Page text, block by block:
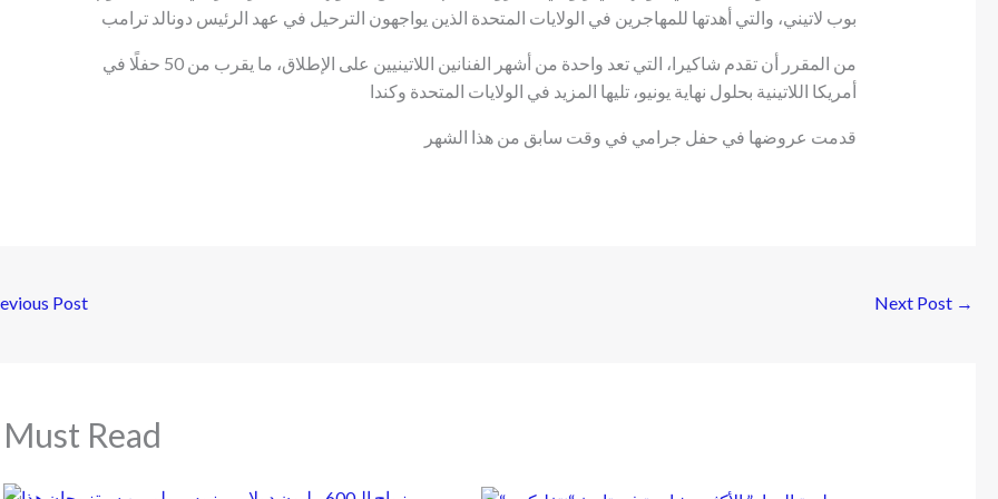
بوب لاتيني، والتي أهدتها للمهاجرين في الولايات المتحدة الذين يواجهون الترحيل في عهد الرئيس دونالد ترامب
من المقرر أن تقدم شاكيرا، التي تعد واحدة من أشهر الفنانين اللاتينيين على الإطلاق، ما يقرب من 50 حفلًا في
أمريكا اللاتينية بحلول نهاية يونيو، تليها المزيد في الولايات المتحدة وكندا
قدمت عروضها في حفل جرامي في وقت سابق من هذا الشهر
Post Next Post →
Must Read